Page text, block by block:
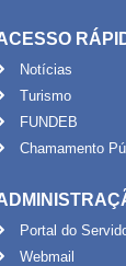
Notícias
Turismo
FUNDEB
Chamamento
Portal do
Webmail